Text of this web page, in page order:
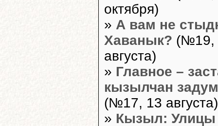
октября)
» А вам не
Хаванык? (№19,
августа)
» Главное –
кызылчан
(№17, 13 августа)
» Кызыл: Улицы